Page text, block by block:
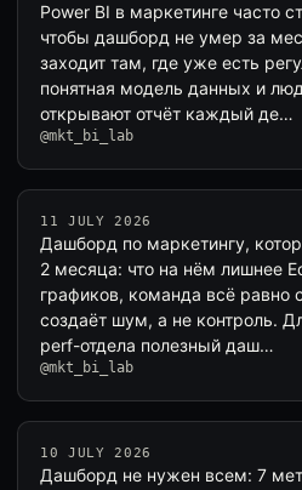
Power BI в маркетинге часто
чтобы дашборд не умер за
заходит там, где уже есть
понятная модель данных и
открывают отчёт каждый де…
@mkt_bi_lab
11 JULY 2026
Дашборд по маркетингу,
2 месяца: что на нём лишнее
графиков, команда всё равно
создаёт шум, а не контроль.
perf-отдела полезный даш…
@mkt_bi_lab
10 JULY 2026
Дашборд не нужен всем: 7